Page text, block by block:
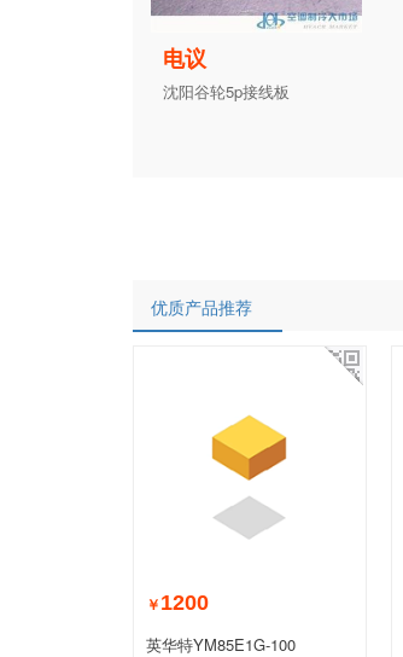
电议
沈阳谷轮5p接线板
优质产品推荐
￥ 1200
英华特YM85E1G-100